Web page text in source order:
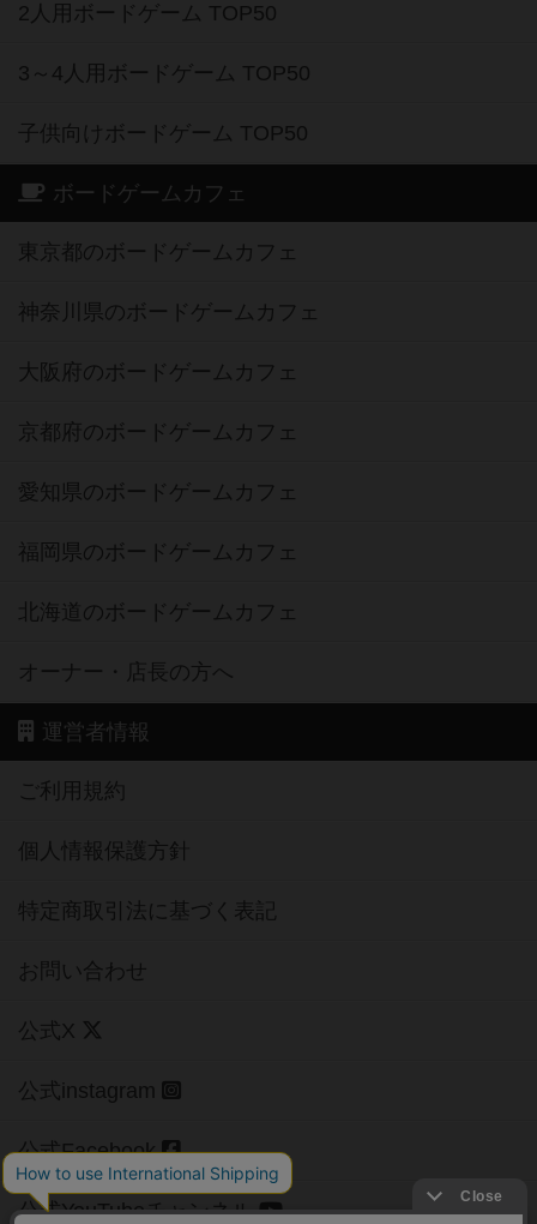
2人用ボードゲーム TOP50
3～4人用ボードゲーム TOP50
子供向けボードゲーム TOP50
ボードゲームカフェ
東京都のボードゲームカフェ
神奈川県のボードゲームカフェ
大阪府のボードゲームカフェ
京都府のボードゲームカフェ
愛知県のボードゲームカフェ
福岡県のボードゲームカフェ
北海道のボードゲームカフェ
オーナー・店長の方へ
運営者情報
ご利用規約
個人情報保護方針
特定商取引法に基づく表記
お問い合わせ
公式X
公式instagram
公式Facebook
公式YouTubeチャンネル